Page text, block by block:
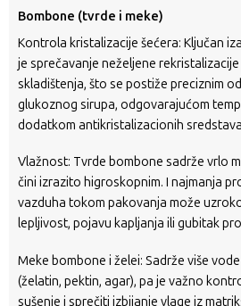
Bombone (tvrde i meke)
Kontrola kristalizacije šećera: Ključan
je sprečavanje neželjene
skladištenja, što se postiže preciznim
glukoznog sirupa, odgovarajućom
dodatkom antikristalizacionih
Vlažnost: Tvrde bombone sadrže vrlo
čini izrazito higroskopnim. I najmanja
vazduha tokom pakovanja može
lepljivost, pojavu kapljanja ili gubitak
Meke bombone i želei: Sadrže više
(želatin, pektin, agar), pa je važno
sušenje i sprečiti izbijanje vlage iz